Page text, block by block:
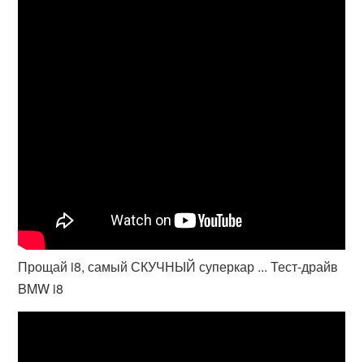
Прощай i8, самый СКУЧНЫЙ суперкар ... Тест-драйв
BMW i8